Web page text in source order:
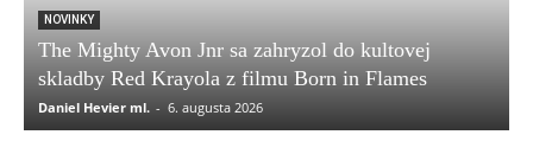
NOVINKY
The Mighty Avon Jnr sa zahryzol do kultovej
skladby Red Krayola z filmu Born in Flames
Daniel Hevier ml. - 6. augusta 2026